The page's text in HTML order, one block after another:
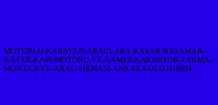
MOTORLU-KARAVAN-ARACLARA-KAYAR-BASAMAK-
KAYAR-KAPI-MOTORU-VE-KAMERA-MONITOR-TAKMA-
MONTAJI-VE-ARAC-FIRMASI-ANKARA-05323118894